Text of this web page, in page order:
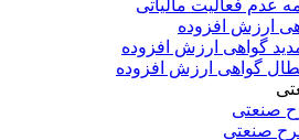
عدم فعالیت مالیاتی
ارزش افزوده
گواهی ارزش افزوده
گواهی ارزش افزوده
صنعتی
صنعتی